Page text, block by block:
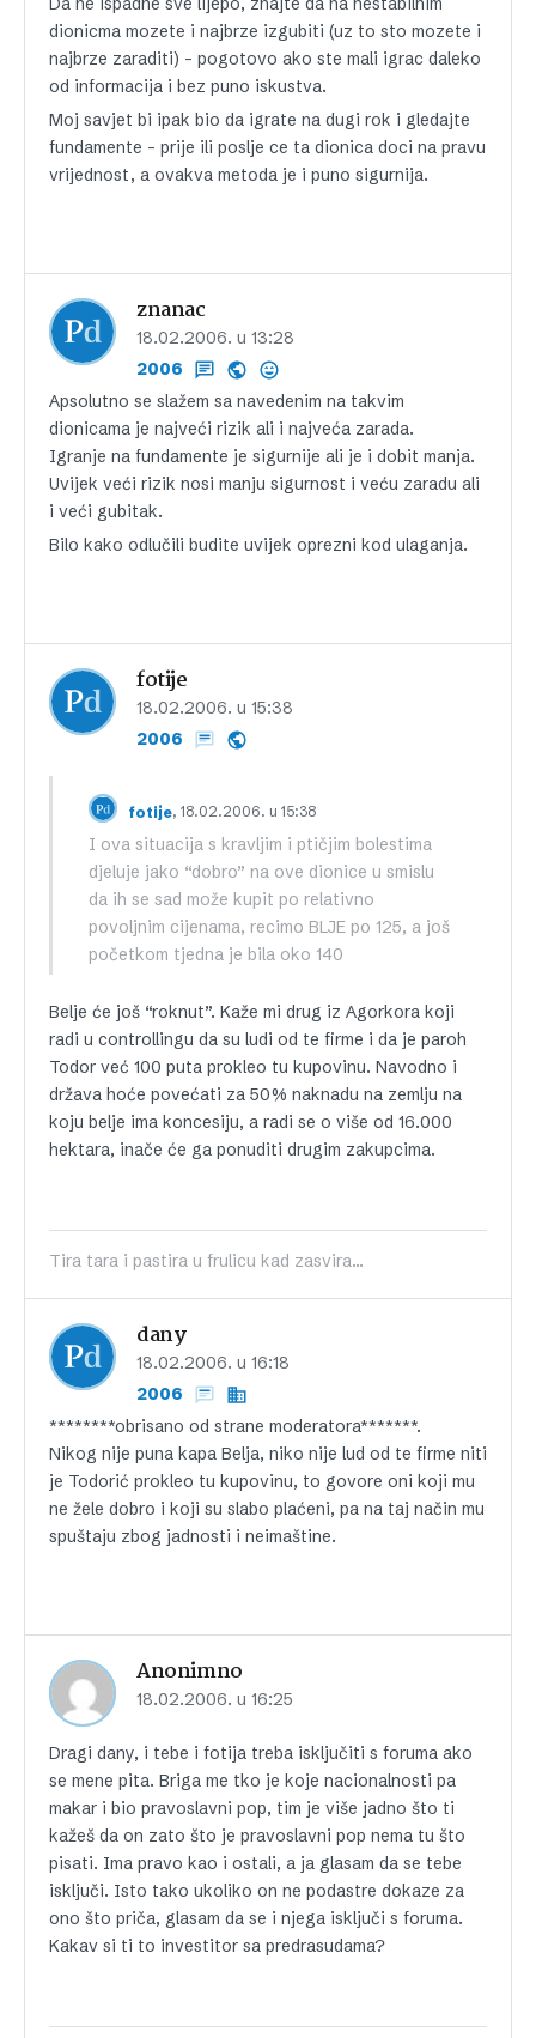
dionicma mozete i najbrze izgubiti (uz to sto mozete i
najbrze zaraditi) – pogotovo ako ste mali igrac daleko
od informacija i bez puno iskustva.
Moj savjet bi ipak bio da igrate na dugi rok i gledajte
fundamente – prije ili poslje ce ta dionica doci na pravu
vrijednost, a ovakva metoda je i puno sigurnija.
znanac
18.02.2006. u 13:28
2006
Apsolutno se slažem sa navedenim na takvim
dionicama je najveći rizik ali i najveća zarada.
Igranje na fundamente je sigurnije ali je i dobit manja.
Uvijek veći rizik nosi manju sigurnost i veću zaradu ali
i veći gubitak.
Bilo kako odlučili budite uvijek oprezni kod ulaganja.
fotije
18.02.2006. u 15:38
2006
fotije, 18.02.2006. u 15:38
I ova situacija s kravljim i ptičjim bolestima
djeluje jako “dobro” na ove dionice u smislu
da ih se sad može kupit po relativno
povoljnim cijenama, recimo BLJE po 125, a još
početkom tjedna je bila oko 140
Belje će još “roknut”. Kaže mi drug iz Agorkora koji
radi u controllingu da su ludi od te firme i da je paroh
Todor već 100 puta prokleo tu kupovinu. Navodno i
država hoće povećati za 50% naknadu na zemlju na
koju belje ima koncesiju, a radi se o više od 16.000
hektara, inače će ga ponuditi drugim zakupcima.
Tira tara i pastira u frulicu kad zasvira...
dany
18.02.2006. u 16:18
2006
********obrisano od strane moderatora*******.
Nikog nije puna kapa Belja, niko nije lud od te firme niti
je Todorić prokleo tu kupovinu, to govore oni koji mu
ne žele dobro i koji su slabo plaćeni, pa na taj način mu
spuštaju zbog jadnosti i neimaštine.
Anonimno
18.02.2006. u 16:25
Dragi dany, i tebe i fotija treba isključiti s foruma ako
se mene pita. Briga me tko je koje nacionalnosti pa
makar i bio pravoslavni pop, tim je više jadno što ti
kažeš da on zato što je pravoslavni pop nema tu što
pisati. Ima pravo kao i ostali, a ja glasam da se tebe
isključi. Isto tako ukoliko on ne podastre dokaze za
ono što priča, glasam da se i njega isključi s foruma.
Kakav si ti to investitor sa predrasudama?